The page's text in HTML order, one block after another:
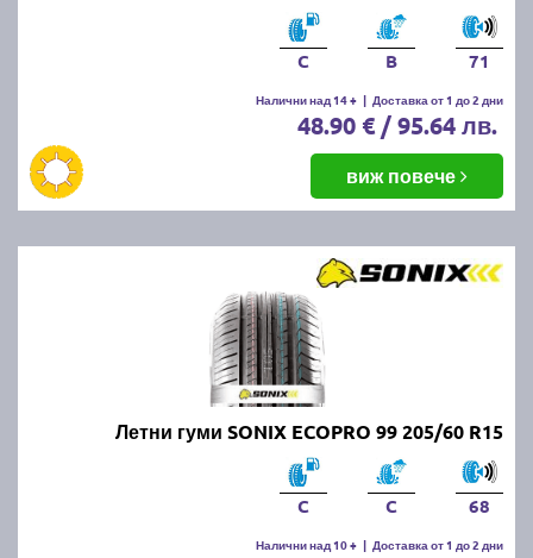
C B 71
Налични над 14 + | Доставка от 1 до 2 дни
48.90 € / 95.64 лв.
виж повече
Летни гуми SONIX ECOPRO 99 205/60 R15
C C 68
Налични над 10 + | Доставка от 1 до 2 дни